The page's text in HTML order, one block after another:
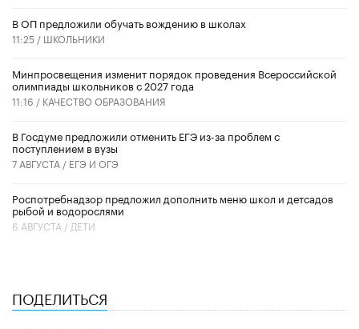
В ОП предложили обучать вождению в школах
11:25 / ШКОЛЬНИКИ
Минпросвещения изменит порядок проведения Всероссийской
олимпиады школьников с 2027 года
11:16 / КАЧЕСТВО ОБРАЗОВАНИЯ
В Госдуме предложили отменить ЕГЭ из-за проблем с
поступлением в вузы
7 АВГУСТА / ЕГЭ И ОГЭ
Роспотребнадзор предложил дополнить меню школ и детсадов
рыбой и водорослями
6 АВГУСТА / ДЕТИ
ПОДЕЛИТЬСЯ